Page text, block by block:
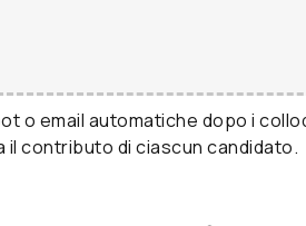
o email automatiche dopo i
il contributo di ciascun candidato.